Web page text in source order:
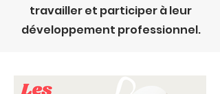
travailler et participer à leur
développement professionnel.